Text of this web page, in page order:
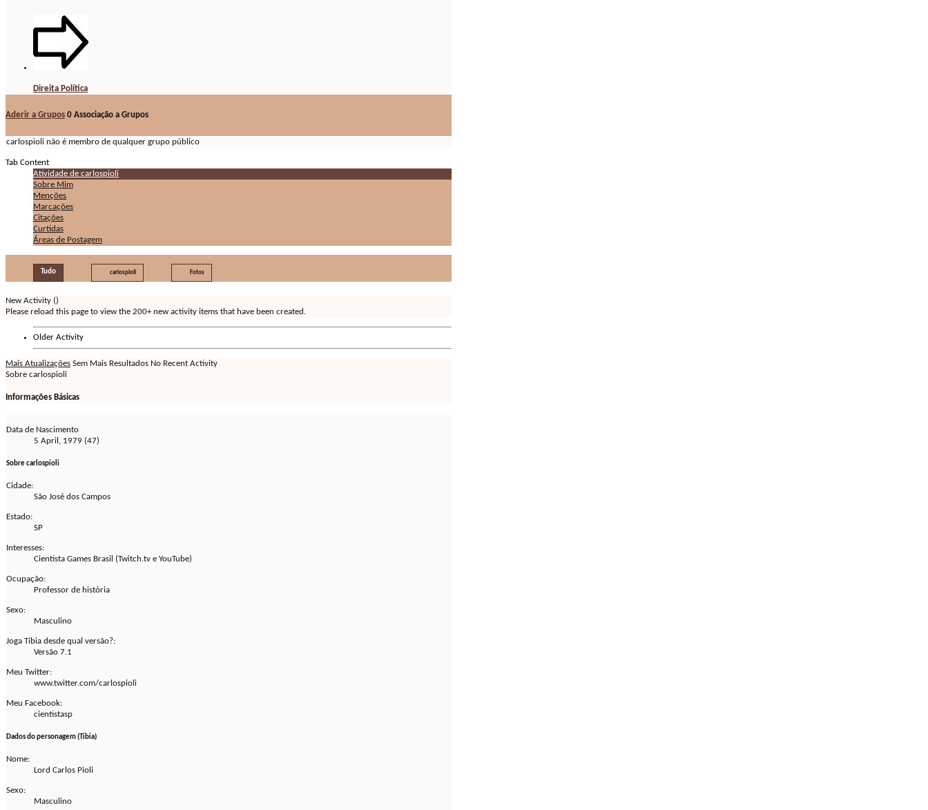
Direita Política
Aderir a Grupos 0 Associação a Grupos
carlospioli não é membro de qualquer grupo público
Tab Content
Atividade de carlospioli
Sobre Mim
Menções
Marcações
Citações
Curtidas
Áreas de Postagem
Tudo carlospioli Fotos
New Activity ()
Please reload this page to view the 200+ new activity items that have been created.
Older Activity
Mais Atualizações Sem Mais Resultados No Recent Activity
Sobre carlospioli
Informações Básicas
Data de Nascimento
5 April, 1979 (47)
Sobre carlospioli
Cidade:
São José dos Campos
Estado:
SP
Interesses:
Cientista Games Brasil (Twitch.tv e YouTube)
Ocupação:
Professor de história
Sexo:
Masculino
Joga Tibia desde qual versão?:
Versão 7.1
Meu Twitter:
www.twitter.com/carlospioli
Meu Facebook:
cientistasp
Dados do personagem (Tibia)
Nome:
Lord Carlos Pioli
Sexo:
Masculino